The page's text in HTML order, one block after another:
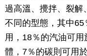
過高溫、攪拌、裂解
不同的型態，其中
用，18％的汽油可
體，7％的碳則可用